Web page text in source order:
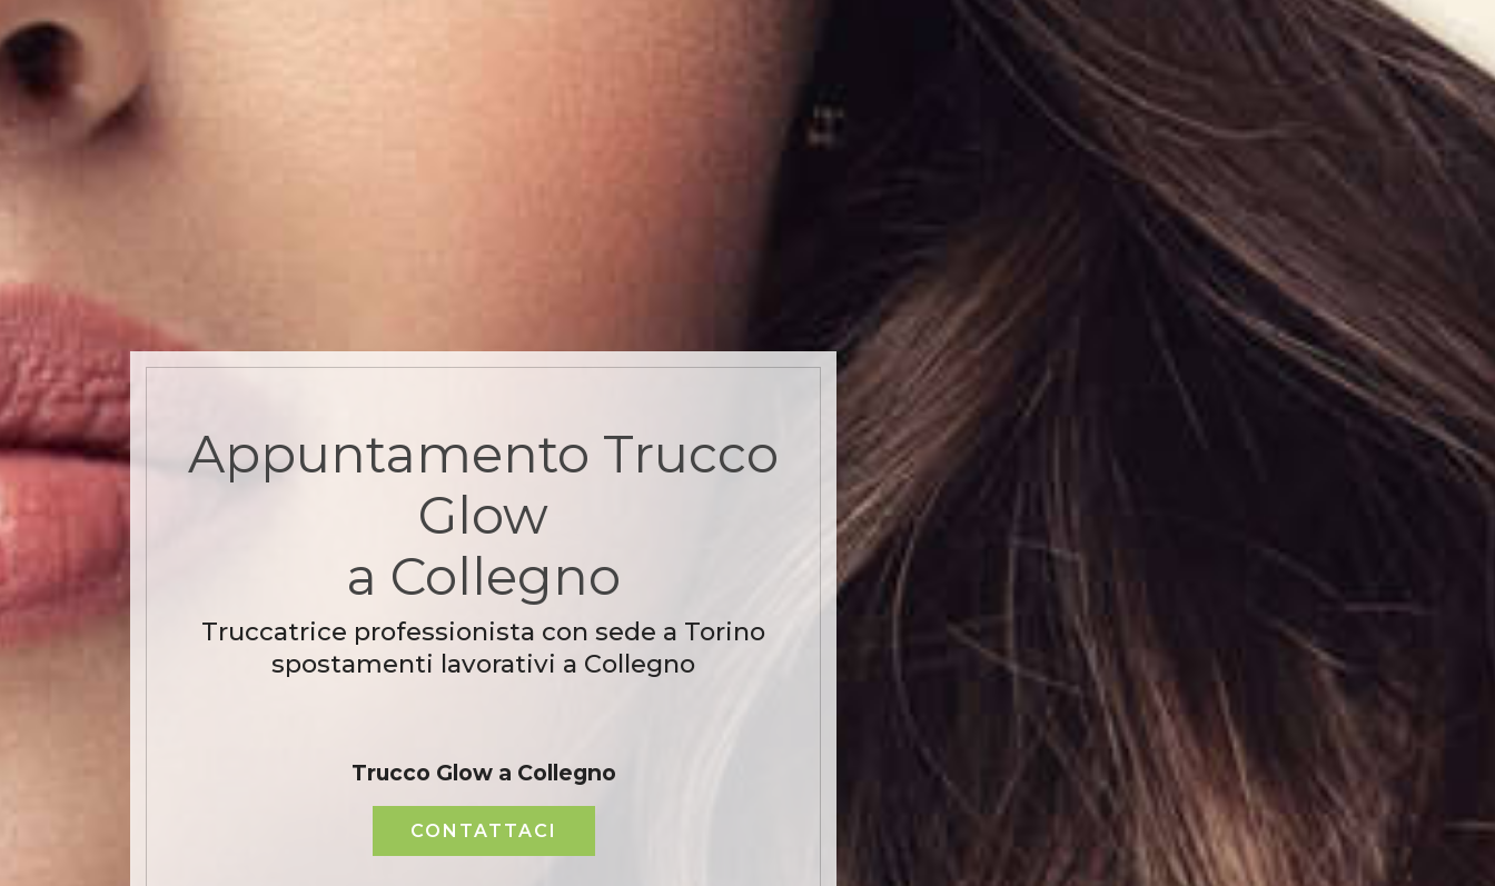
Appuntamento Trucco
Glow
a Collegno
Truccatrice professionista con sede a Torino
spostamenti lavorativi a Collegno
Trucco Glow a Collegno
CONTATTACI